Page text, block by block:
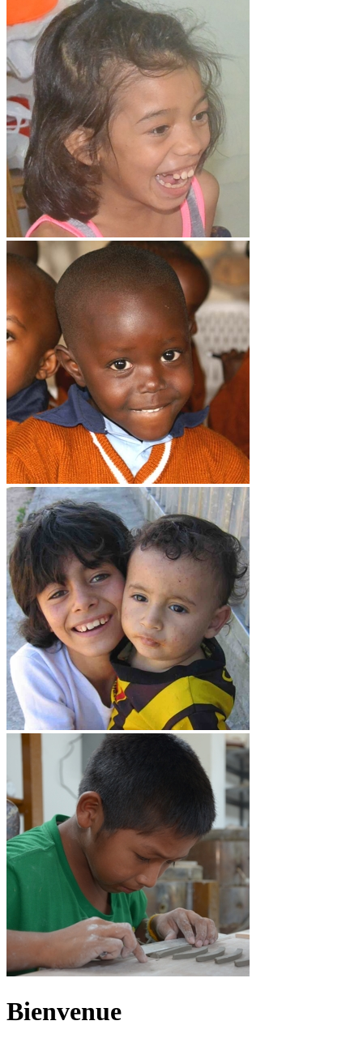
Bienvenue